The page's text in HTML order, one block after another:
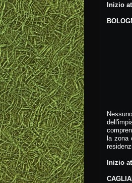
Inizio
la zona
Inizio